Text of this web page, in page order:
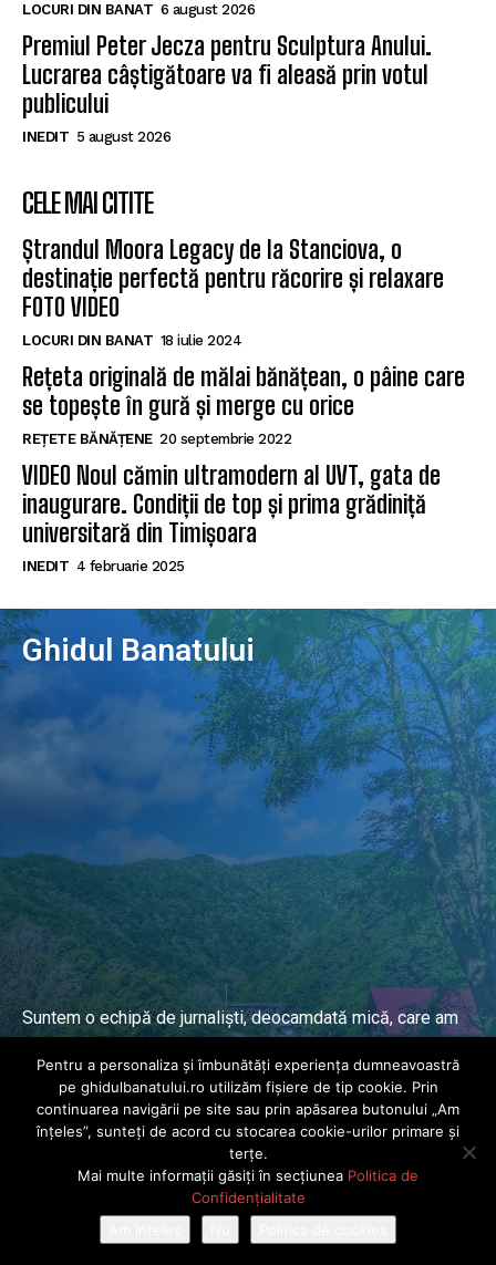
LOCURI DIN BANAT 6 august 2026
Premiul Peter Jecza pentru Sculptura Anului.
Lucrarea câștigătoare va fi aleasă prin votul
publicului
INEDIT 5 august 2026
CELE MAI CITITE
Ștrandul Moora Legacy de la Stanciova, o
destinație perfectă pentru răcorire și relaxare
FOTO VIDEO
LOCURI DIN BANAT 18 iulie 2024
Rețeta originală de mălai bănățean, o pâine care
se topește în gură și merge cu orice
REȚETE BĂNĂȚENE 20 septembrie 2022
VIDEO Noul cămin ultramodern al UVT, gata de
inaugurare. Condiții de top și prima grădiniță
universitară din Timișoara
INEDIT 4 februarie 2025
Ghidul Banatului
Suntem o echipă de jurnaliști, deocamdată mică, care am
ani.
© Ghidul Banatului 2025. Toate drepturile rezervate · Dezvoltat de
Power Media FX
Pentru a personaliza și îmbunătăți experiența dumneavoastră
pe ghidulbanatului.ro utilizăm fișiere de tip cookie. Prin
continuarea navigării pe site sau prin apăsarea butonului „Am
înțeles”, sunteți de acord cu stocarea cookie-urilor primare și
terțe.
Mai multe informații găsiți în secțiunea Politica de
Confidențialitate